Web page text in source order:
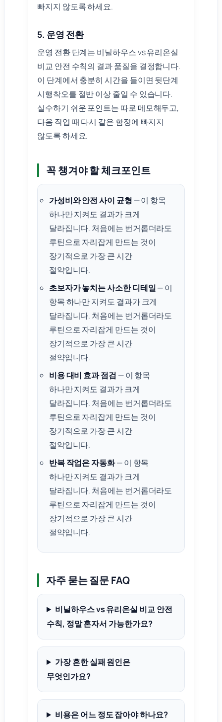
빠지지 않도록 하세요.
5. 운영 전환
운영 전환 단계는 비닐하우스 vs 유리온실
비교 안전 수칙의 결과 품질을 결정합니다.
이 단계에서 충분히 시간을 들이면 뒷단계
시행착오를 절반 이상 줄일 수 있습니다.
실수하기 쉬운 포인트는 따로 메모해두고,
다음 작업 때 다시 같은 함정에 빠지지
않도록 하세요.
꼭 챙겨야 할 체크포인트
가성비와 안전 사이 균형 — 이 항목
하나만 지켜도 결과가 크게
달라집니다. 처음에는 번거롭더라도
루틴으로 자리잡게 만드는 것이
장기적으로 가장 큰 시간
절약입니다.
초보자가 놓치는 사소한 디테일— 이
항목 하나만 지켜도 결과가 크게
달라집니다. 처음에는 번거롭더라도
루틴으로 자리잡게 만드는 것이
장기적으로 가장 큰 시간
절약입니다.
비용 대비 효과 점검 — 이 항목
하나만 지켜도 결과가 크게
달라집니다. 처음에는 번거롭더라도
루틴으로 자리잡게 만드는 것이
장기적으로 가장 큰 시간
절약입니다.
반복 작업은 자동화— 이 항목
하나만 지켜도 결과가 크게
달라집니다. 처음에는 번거롭더라도
루틴으로 자리잡게 만드는 것이
장기적으로 가장 큰 시간
절약입니다.
자주 묻는 질문 FAQ
비닐하우스 vs 유리온실 비교 안전
수칙, 정말 혼자서 가능한가요?
가장 흔한 실패 원인은
무엇인가요?
비용은 어느 정도 잡아야 하나요?